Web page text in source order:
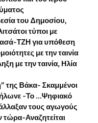
του Δημοσίου,
τύποι με
ΤΖΗ για υπόθεση
με την ταινία
με την ταινία, Ηλία
της Βάκα- Σκαμμένοι
-Το …Ψηφιακό
τους αγωγούς
Αναζητείται